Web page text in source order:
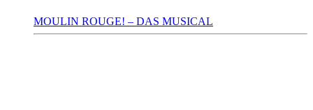
MOULIN ROUGE! – DAS MUSICAL